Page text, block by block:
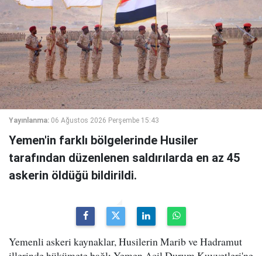
Yayınlanma: 06 Ağustos 2026 Perşembe 15:43
Yemen'in farklı bölgelerinde Husiler
tarafından düzenlenen saldırılarda en az 45
askerin öldüğü bildirildi.
Yemenli askeri kaynaklar, Husilerin Marib ve Hadramut